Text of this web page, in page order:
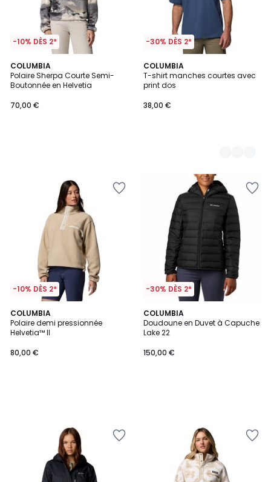
-10% DÈS 2*
COLUMBIA
Polaire Sherpa Courte Semi-
Boutonnée en Helvetia
70,00 €
-30% DÈS 2*
COLUMBIA
T-shirt manches courtes avec
print dos
38,00 €
2
Couleurs
-10% DÈS 2*
COLUMBIA
Polaire demi pressionnée
Helvetia™ II
80,00 €
-30% DÈS 2*
COLUMBIA
Doudoune en Duvet à Capuche
Lake 22
150,00 €